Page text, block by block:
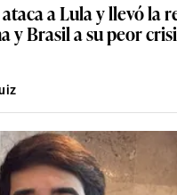
a Lula y llevó la
y Brasil a su peor